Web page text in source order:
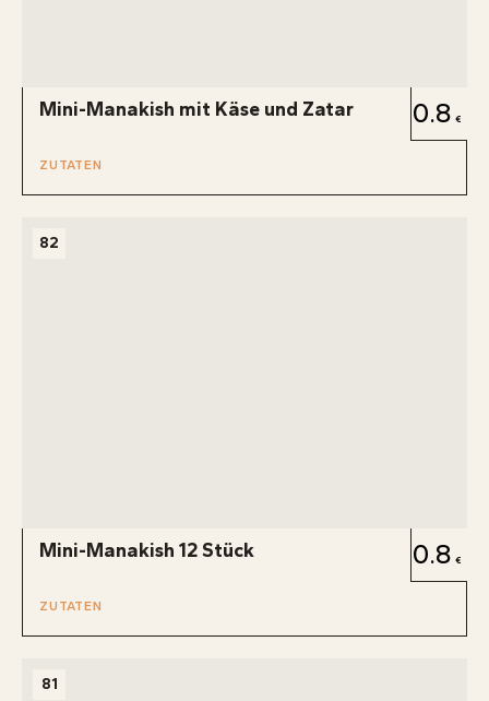
Mini-Manakish mit Käse und Zatar 0.8
ZUTATEN
82
Mini-Manakish 12 Stück 0.8
ZUTATEN
81